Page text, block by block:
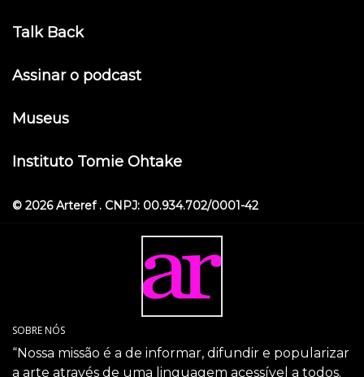
Talk Back
Assinar o podcast
Museus
Instituto Tomie Ohtake
© 2026 Arteref . CNPJ: 00.934.702/0001-42
SOBRE NÓS
“Nossa missão é a de informar, difundir e popularizar
a arte através de uma linguagem acessível a todos.